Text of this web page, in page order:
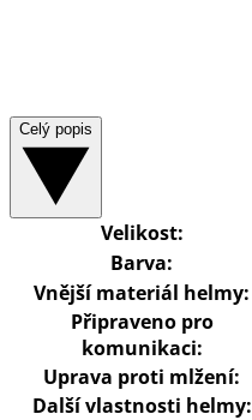
Celý popis
Velikost:
Barva:
Vnější materiál helmy:
Připraveno pro
komunikaci:
Uprava proti mlžení:
Další vlastnosti helmy: